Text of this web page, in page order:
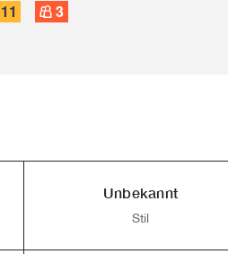
11 3
Unbekannt
Stil